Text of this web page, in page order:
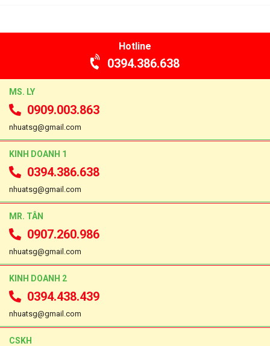
Hotline
0394.386.638
MS. LY
0909.003.863
nhuatsg@gmail.com
KINH DOANH 1
0394.386.638
nhuatsg@gmail.com
MR. TÂN
0907.260.986
nhuatsg@gmail.com
KINH DOANH 2
0394.438.439
nhuatsg@gmail.com
CSKH